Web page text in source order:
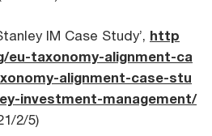
IM Case Study’, http
eu-taxonomy-alignment-ca
alignment-case-stu
investment-management/
2/5)